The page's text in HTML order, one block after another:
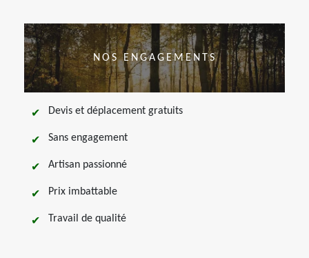
NOS ENGAGEMENTS
Devis et déplacement gratuits
Sans engagement
Artisan passionné
Prix imbattable
Travail de qualité